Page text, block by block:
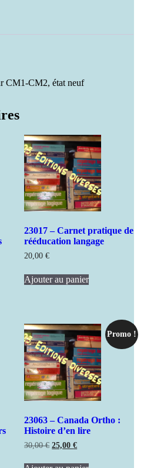
CM1-CM2, état neuf
23017 – Carnet pratique de
rééducation langage
20,00€
Ajouter au panier
Promo !
23063 – Canada Ortho :
Histoire d’en lire
30,00€ Le
initial
25,00€Le
actuel